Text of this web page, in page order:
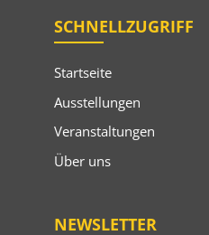
SCHNELLZUGRIFF
Startseite
Ausstellungen
Veranstaltungen
Über uns
NEWSLETTER